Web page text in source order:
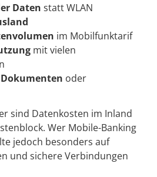
Daten statt WLAN
im Mobilfunktarif
mit vielen
oder
sind Datenkosten im Inland
Wer Mobile-Banking
jedoch besonders auf
und sichere Verbindungen